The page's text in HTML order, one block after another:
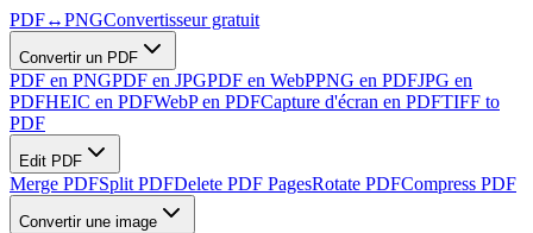
PDF↔PNGConvertisseur gratuit
Convertir un PDF
PDF en PNGPDF en JPGPDF en WebPPNG en PDFJPG en
PDFHEIC en PDFWebP en PDFCapture d'écran en PDFTIFF to
PDF
Edit PDF
Merge PDFSplit PDFDelete PDF PagesRotate PDFCompress PDF
Convertir une image